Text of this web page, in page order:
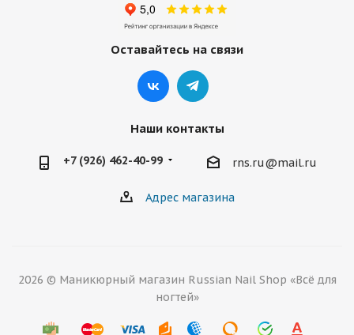
Оставайтесь на связи
Наши контакты
+7 (926) 462-40-99 rns.ru@mail.ru
Адрес магазина
2026 © Маникюрный магазин Russian Nail Shop «Всё для
ногтей»